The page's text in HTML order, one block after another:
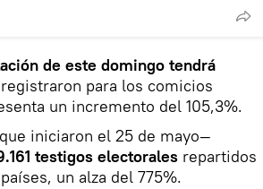
de este domingo tendrá
para los comicios
un incremento del 105,3%.
iniciaron el 25 de mayo—
testigos electorales repartidos
un alza del 775%.